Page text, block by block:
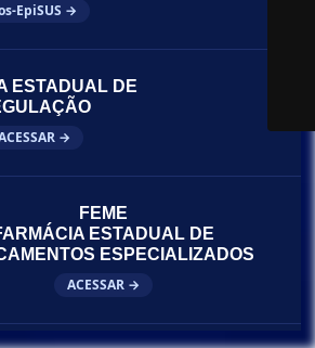
EpiSUS →
ESTADUAL DE
→
FEME
ESTADUAL DE
ESPECIALIZADOS
ACESSAR →